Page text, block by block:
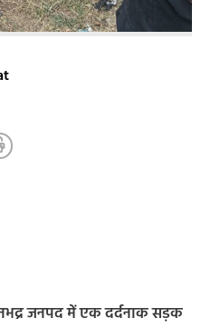
जनपद में एक दर्दनाक सड़क